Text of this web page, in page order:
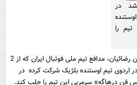
شد در
را
به گزارش کارگرآنلاین، رامین رضائیان، مدافع تیم ملی فوتبال ایران که از 2
اردوی تیم اوستنده بلژیک شرکت کرده در
فن درهاگه» سرمربی این تیم را جلب کند.